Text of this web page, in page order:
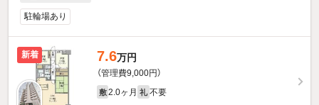
駐輪場あり
新着 7.6万円
（管理費9,000円）
敷 2.0ヶ月 礼 不要